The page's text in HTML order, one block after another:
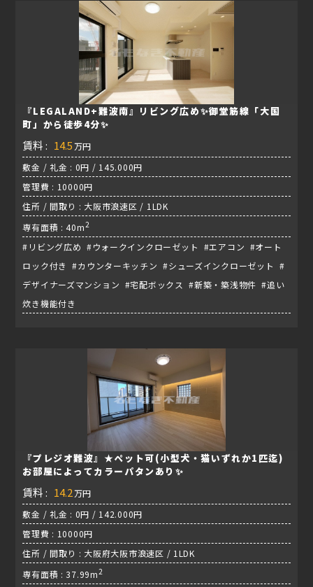
『LEGALAND+難波南』リビング広め✨御堂筋線「大国
町」から徒歩4分✨
賃料 : 14.5 万円
敷金 / 礼金 : 0円 / 145.000円
管理費 : 10000円
住所 / 間取り : 大阪市浪速区 / 1LDK
専有面積 : 40m2
#リビング広め #ウォークインクローゼット #エアコン #オート
ロック付き #カウンターキッチン #シューズインクローゼット #
デザイナーズマンション #宅配ボックス #新築・築浅物件 #追い
炊き機能付き
『プレジオ難波』★ペット可(小型犬・猫いずれか1匹迄)
お部屋によってカラーパタンあり✨
賃料 : 14.2万円
敷金 / 礼金 : 0円 / 142.000円
管理費 : 10000円
住所 / 間取り : 大阪府大阪市浪速区 / 1LDK
専有面積 : 37.99m2